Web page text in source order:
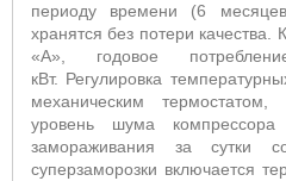
периоду времени (6
хранятся без потери качества.
«А», годовое
кВт. Регулировка
механическим
уровень шума
замораживания за сутки
суперзаморозки включается